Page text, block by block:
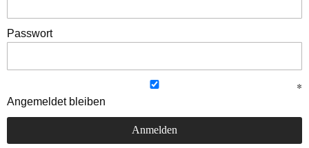
Passwort
Angemeldet bleiben